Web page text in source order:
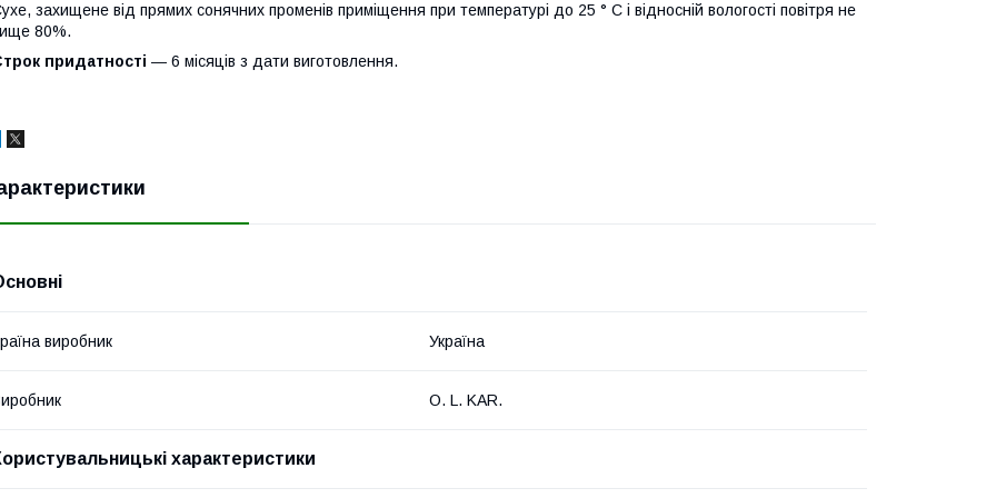
захищене від прямих сонячних променів приміщення при температурі до 25 ° С і відносній вологості повітря не
80%.
придатності ― 6 місяців з дати виготовлення.
виробник Україна
O. L. KAR.
характеристики